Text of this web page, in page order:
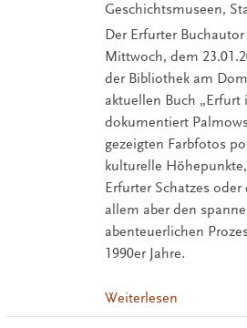
Geschichtsmuseen,
Der Erfurter
Mittwoch, dem
der Bibliothek am
aktuellen Buch „Erfurt
dokumentiert
gezeigten Farbfotos
kulturelle
Erfurter Schatzes oder
allem aber den
abenteuerlichen
1990er Jahre.
Weiterlesen